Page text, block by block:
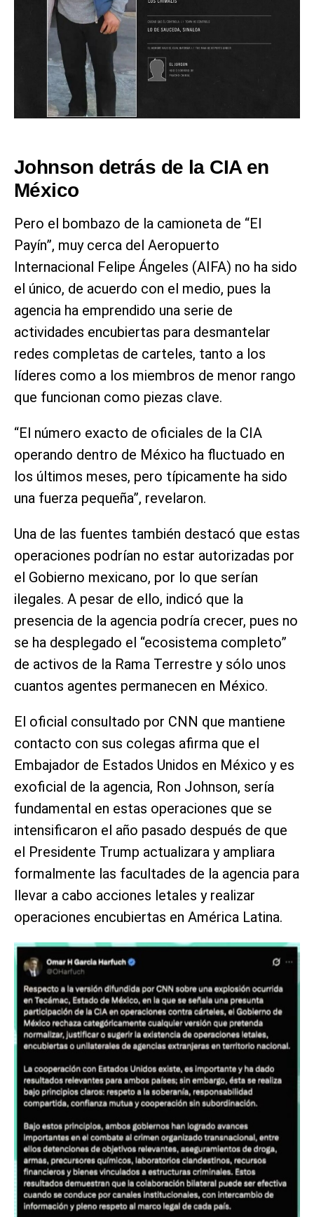
Johnson detrás de la CIA en
México
Pero el bombazo de la camioneta de “El
Payín”, muy cerca del Aeropuerto
Internacional Felipe Ángeles (AIFA) no ha sido
el único, de acuerdo con el medio, pues la
agencia ha emprendido una serie de
actividades encubiertas para desmantelar
redes completas de carteles, tanto a los
líderes como a los miembros de menor rango
que funcionan como piezas clave.
“El número exacto de oficiales de la CIA
operando dentro de México ha fluctuado en
los últimos meses, pero típicamente ha sido
una fuerza pequeña”, revelaron.
Una de las fuentes también destacó que estas
operaciones podrían no estar autorizadas por
el Gobierno mexicano, por lo que serían
ilegales. A pesar de ello, indicó que la
presencia de la agencia podría crecer, pues no
se ha desplegado el “ecosistema completo”
de activos de la Rama Terrestre y sólo unos
cuantos agentes permanecen en México.
El oficial consultado por CNN que mantiene
contacto con sus colegas afirma que el
Embajador de Estados Unidos en México y es
exoficial de la agencia, Ron Johnson, sería
fundamental en estas operaciones que se
intensificaron el año pasado después de que
el Presidente Trump actualizara y ampliara
formalmente las facultades de la agencia para
llevar a cabo acciones letales y realizar
operaciones encubiertas en América Latina.